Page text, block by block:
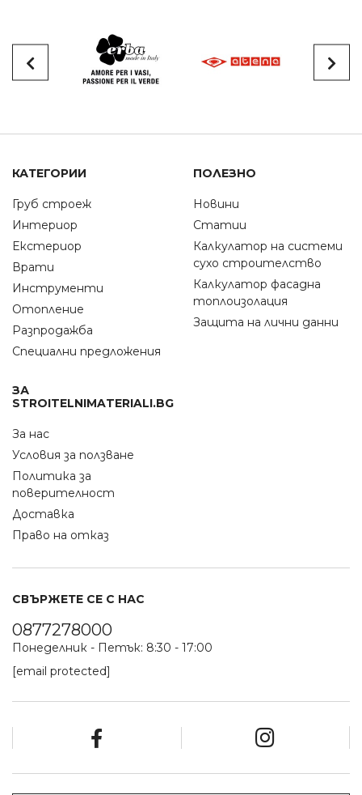
КАТЕГОРИИ
Груб строеж
Интериор
Екстериор
Врати
Инструменти
Отопление
Разпродажба
Специални предложения
ПОЛЕЗНО
Новини
Статии
Калкулатор на системи
сухо строителство
Калкулатор фасадна
топлоизолация
Защита на лични данни
ЗА
STROITELNIMATERIALI.BG
За нас
Условия за ползване
Политика за
поверителност
Доставка
Право на отказ
СВЪРЖЕТЕ СЕ С НАС
0877278000
Понеделник - Петък: 8:30 - 17:00
[email protected]